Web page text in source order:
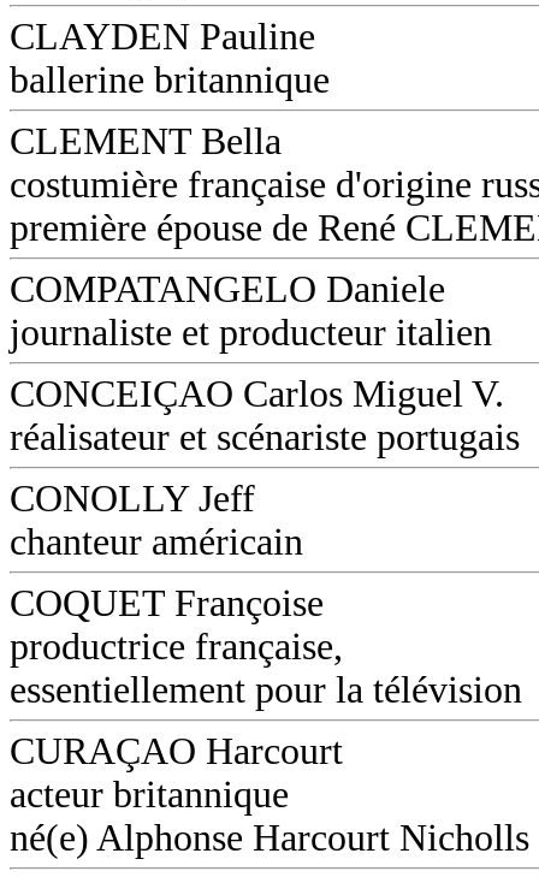
CLAYDEN Pauline
ballerine britannique
CLEMENT Bella
costumière française d'origine
première épouse de René
COMPATANGELO Daniele
journaliste et producteur italien
CONCEIÇAO Carlos Miguel V.
réalisateur et scénariste portugais
CONOLLY Jeff
chanteur américain
COQUET Françoise
productrice française,
essentiellement pour la télévision
CURAÇAO Harcourt
acteur britannique
né(e) Alphonse Harcourt Nicholls